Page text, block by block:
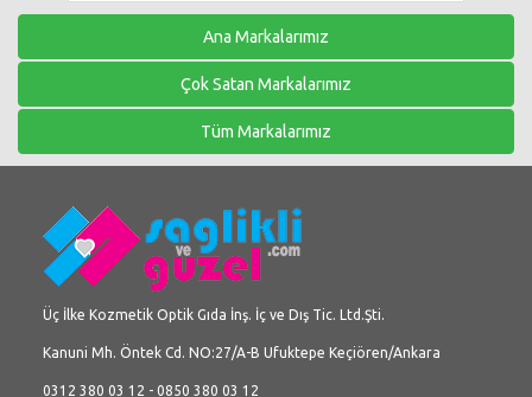
Ana Markalarımız
Çok Satan Markalarımız
Tüm Markalarımız
Üç İlke Kozmetik Optik Gıda İnş. İç ve Dış Tic. Ltd.Şti.
Kanuni Mh. Öntek Cd. NO:27/A-B Ufuktepe Keçiören/Ankara
0312 380 03 12 - 0850 380 03 12